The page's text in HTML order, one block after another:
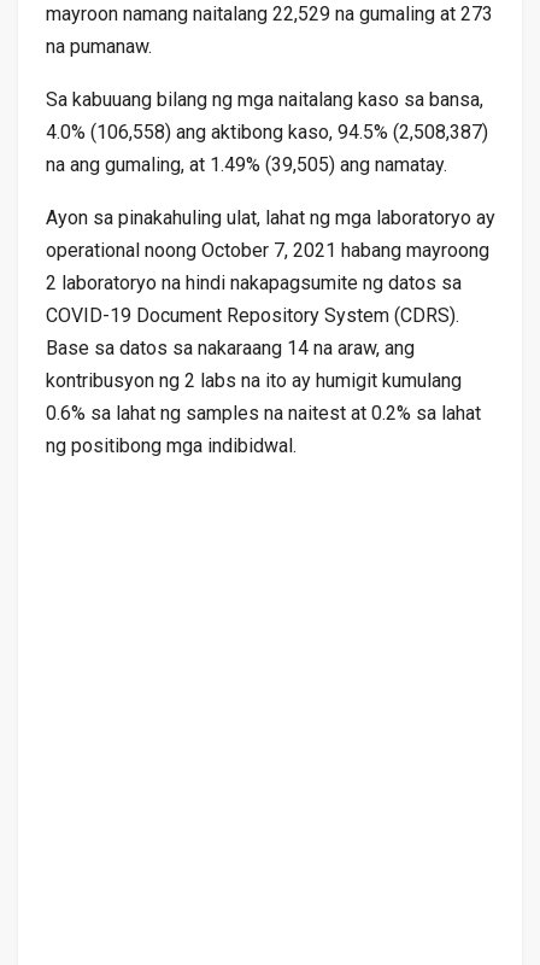
mayroon namang naitalang 22,529 na gumaling at 273
na pumanaw.
Sa kabuuang bilang ng mga naitalang kaso sa bansa,
4.0% (106,558) ang aktibong kaso, 94.5% (2,508,387)
na ang gumaling, at 1.49% (39,505) ang namatay.
Ayon sa pinakahuling ulat, lahat ng mga laboratoryo ay
operational noong October 7, 2021 habang mayroong
2 laboratoryo na hindi nakapagsumite ng datos sa
COVID-19 Document Repository System (CDRS).
Base sa datos sa nakaraang 14 na araw, ang
kontribusyon ng 2 labs na ito ay humigit kumulang
0.6% sa lahat ng samples na naitest at 0.2% sa lahat
ng positibong mga indibidwal.